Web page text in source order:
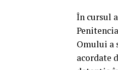
În cursul
Omului a
acordate